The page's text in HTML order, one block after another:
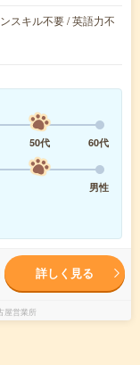
スキル不要 / 英語力不
50代
60代
男性
詳しく見る
屋営業所